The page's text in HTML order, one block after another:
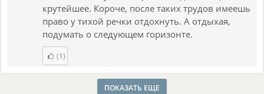
падшим духом), но в третьем куплете происходит
слияние голосов («Я всё знал»). Это говорит о том, что
лирический герой и его визави — возможно, две части
одной личности.
2. Система образов и символика
Главное достоинство текста — плотный символизм,
крутейшее. Короче, после таких трудов имеешь
право у тихой речки отдохнуть. А отдыхая,
подумать о следующем горизонте.
(1)
ПОКАЗАТЬ ЕЩЕ